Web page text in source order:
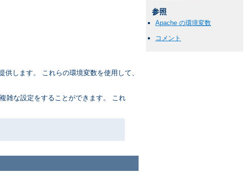
します。 これらの環境変数を使用して、
雑な設定をすることができます。 これ
参照
Apache の環境変数
コメント